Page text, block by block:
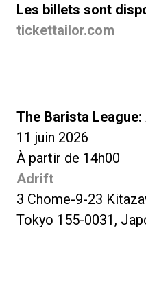
Les billets sont
tickettailor.com
The Barista League:
11 juin 2026
À partir de 14h00
Adrift
3 Chome-9-23
Tokyo 155-0031,